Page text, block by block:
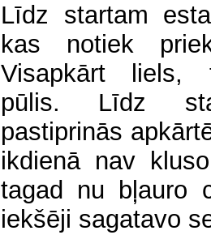
Līdz startam
kas notiek
Visapkārt liels,
pūlis. Līdz
pastiprinās
ikdienā nav
tagad nu bļauro
iekšēji sagatavo